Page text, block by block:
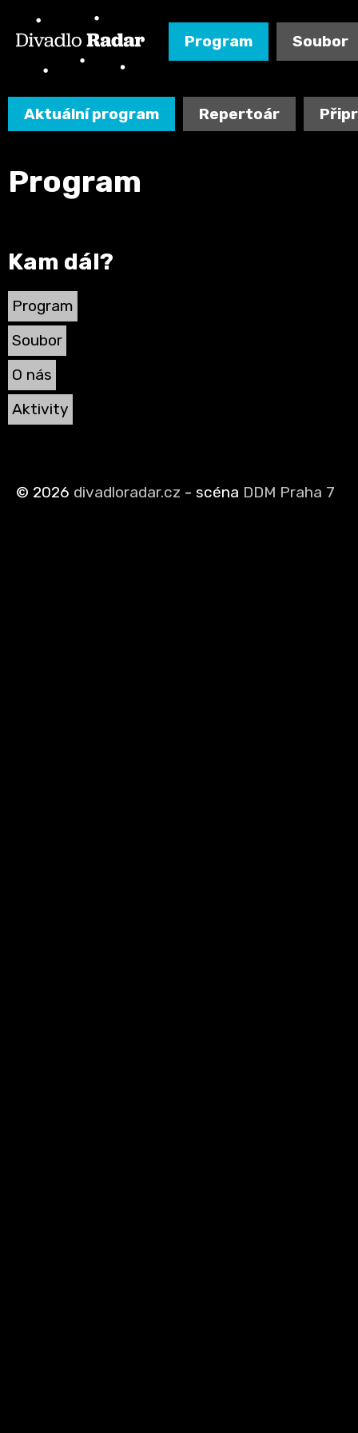
Program Soubor
Aktuální program Repertoár
Program
Kam dál?
Program
Soubor
O nás
Aktivity
© 2026 divadloradar.cz - scéna DDM Praha 7